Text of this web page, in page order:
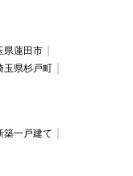
県蓮田市
玉県杉戸町
築一戸建て